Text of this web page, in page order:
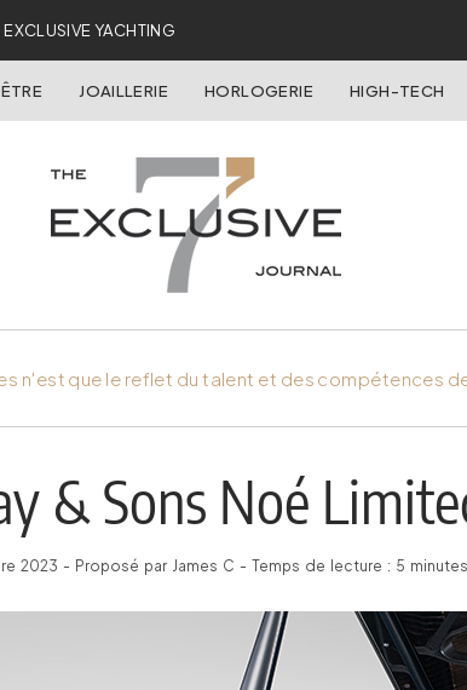
EXCLUSIVE YACHTING
JOAILLERIE HORLOGERIE HIGH-TECH
n'est que le reflet du talent et des compétences
& Sons Noé
2023 - Proposé par James C - Temps de lecture : 5 minutes